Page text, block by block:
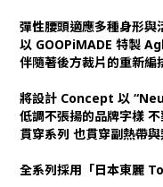
彈性腰頭適應多種身形與
以 GOOPiMADE 特製
伴隨著後方裁片的重新編
將設計 Concept 以
低調不張揚的品牌字樣
貫穿系列 也貫穿副熱帶
全系列採用「日本東麗